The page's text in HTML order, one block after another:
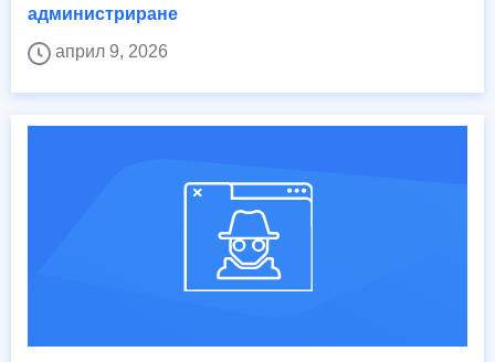
администриране
април 9, 2026